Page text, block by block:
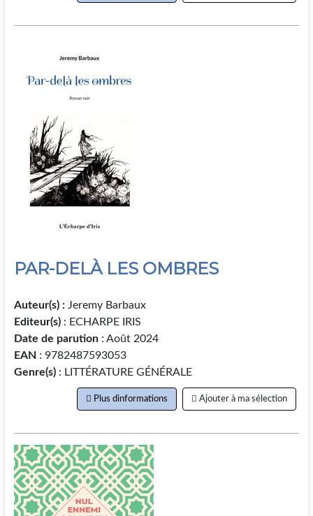
PAR-DELÀ LES OMBRES
Auteur(s) :Jeremy Barbaux
Editeur(s) : ECHARPE IRIS
Date de parution: Août 2024
EAN : 9782487593053
Genre(s): LITTÉRATURE GÉNÉRALE
Plus dinformations Ajouter à ma sélection